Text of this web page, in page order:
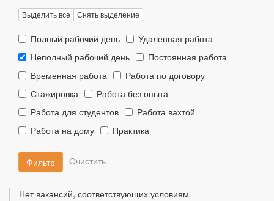
Выделить все Снять выделение
Тип
Полный рабочий день
Тип
занятости::
Удаленная работа
Тип
Неполный рабочий день
Тип
Постоянная работа
Тип
Временная работа
Тип
Работа по договору
Тип
Стажировка
Тип
занятости::
Работа без опыта
Тип
Работа для студентов
Тип
Работа вахтой
Тип
Работа на дому
Тип
Практика
Фильтр
Нет вакансий, соответствующих условиям